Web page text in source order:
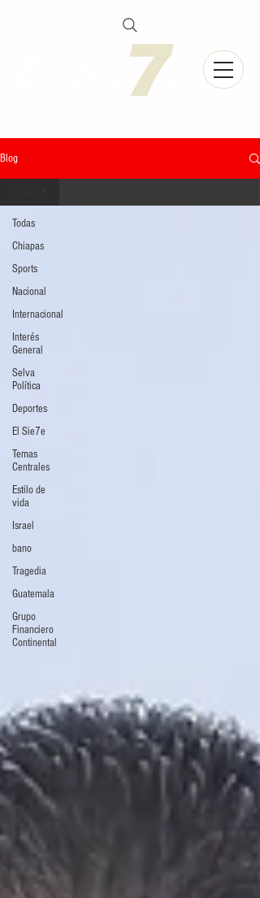
Blog
Todas
Chiapas
Sports
Nacional
Internacional
Interés
General
Selva
Política
Deportes
El Sie7e
Temas
Centrales
Estilo de
vida
Israel
bano
Tragedia
Guatemala
Grupo
Financiero
Continental